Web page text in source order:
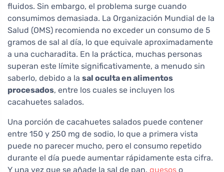
fluidos. Sin embargo, el problema surge cuando
consumimos demasiada. La Organización Mundial de la
Salud (OMS) recomienda no exceder un consumo de 5
gramos de sal al día, lo que equivale aproximadamente
a una cucharadita. En la práctica, muchas personas
superan este límite significativamente, a menudo sin
saberlo, debido a la sal oculta en alimentos
procesados, entre los cuales se incluyen los
cacahuetes salados.
Una porción de cacahuetes salados puede contener
entre 150 y 250 mg de sodio, lo que a primera vista
puede no parecer mucho, pero el consumo repetido
durante el día puede aumentar rápidamente esta cifra.
Y una vez que se añade la sal de pan, quesos o